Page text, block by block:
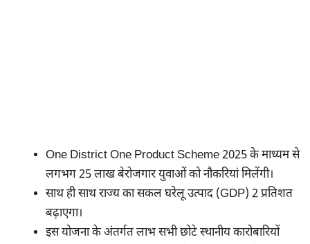
One District One Product Scheme 2025 के माध्यम से
लगभग 25 लाख बेरोजगार युवाओं को नौकरियां मिलेंगी।
साथ ही साथ राज्य का सकल घरेलू उत्पाद (GDP) 2 प्रतिशत
बढ़ाएगा।
इस योजना के अंतर्गत लाभ सभी छोटे स्थानीय कारोबारियों